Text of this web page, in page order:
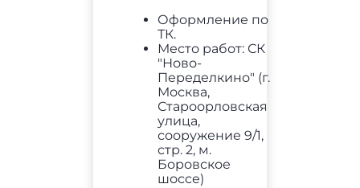
Оформление по
ТК.
Место работ: СК
"Ново-
Переделкино" (г.
Москва,
Староорловская
улица,
сооружение 9/1,
стр. 2, м.
Боровское
шоссе)